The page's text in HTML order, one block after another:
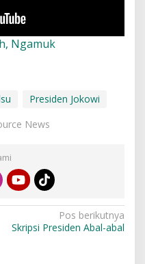
Ngamuk
Presiden Jokowi
News
Pos berikutnya
Skripsi Presiden Abal-abal